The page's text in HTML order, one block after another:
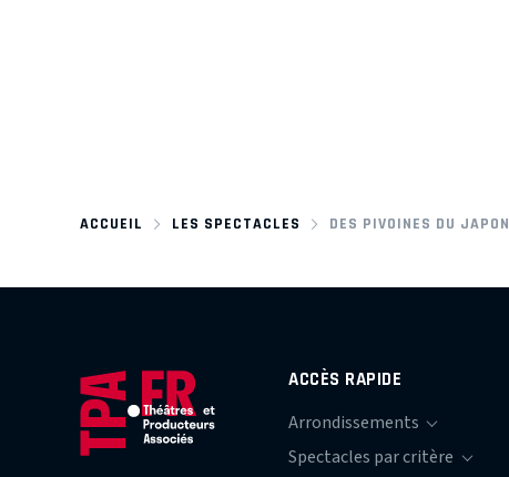
ACCUEIL LES SPECTACLES DES PIVOINES DU JAPON
ACCÈS RAPIDE